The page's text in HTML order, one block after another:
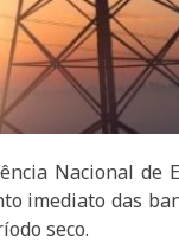
Nacional de
imediato das
seco.